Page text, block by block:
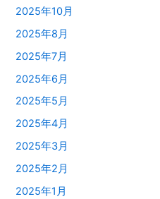
2025年10月
2025年8月
2025年7月
2025年6月
2025年5月
2025年4月
2025年3月
2025年2月
2025年1月